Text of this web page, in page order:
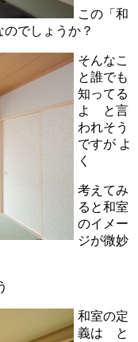
この「和
でしょうか？
そんなこ
と誰でも
知ってる
よ と言
われそう
ですが よ
く
考えてみ
ると和室
のイメー
ジが微妙
和室の定
義は と